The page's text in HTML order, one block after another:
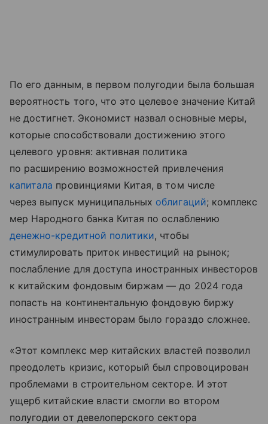
По его данным, в первом полугодии была большая
вероятность того, что это целевое значение Китай
не достигнет. Экономист назвал основные меры,
которые способствовали достижению этого
целевого уровня: активная политика
по расширению возможностей привлечения
капитала провинциями Китая, в том числе
через выпуск муниципальных облигаций; комплекс
мер Народного банка Китая по ослаблению
денежно-кредитной политики, чтобы
стимулировать приток инвестиций на рынок;
послабление для доступа иностранных инвесторов
к китайским фондовым биржам — до 2024 года
попасть на континентальную фондовую биржу
иностранным инвесторам было гораздо сложнее.
«Этот комплекс мер китайских властей позволил
преодолеть кризис, который был спровоцирован
проблемами в строительном секторе. И этот
ущерб китайские власти смогли во втором
полугодии от девелоперского сектора